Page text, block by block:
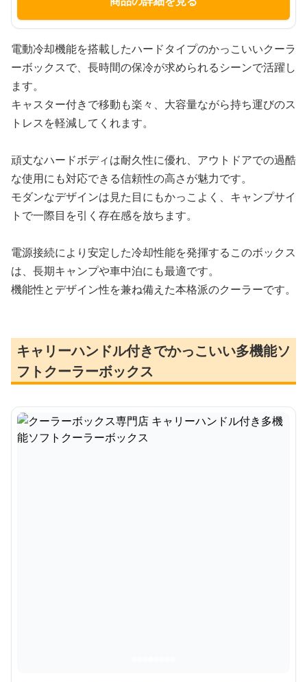
電動冷却機能を搭載したハードタイプのかっこいいクーラ
ーボックスで、長時間の保冷が求められるシーンで活躍し
ます。
キャスター付きで移動も楽々、大容量ながら持ち運びのス
トレスを軽減してくれます。
頑丈なハードボディは耐久性に優れ、アウトドアでの過酷
な使用にも対応できる信頼性の高さが魅力です。
モダンなデザインは見た目にもかっこよく、キャンプサイ
トで一際目を引く存在感を放ちます。
電源接続により安定した冷却性能を発揮するこのボックス
は、長期キャンプや車中泊にも最適です。
機能性とデザイン性を兼ね備えた本格派のクーラーです。
キャリーハンドル付きでかっこいい多機能ソ
フトクーラーボックス